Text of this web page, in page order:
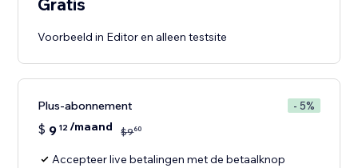
Voorbeeld in Editor en alleen testsite
Plus-abonnement - 5%
$ 9 12/maand $960
Accepteer live betalingen met de betaalknop